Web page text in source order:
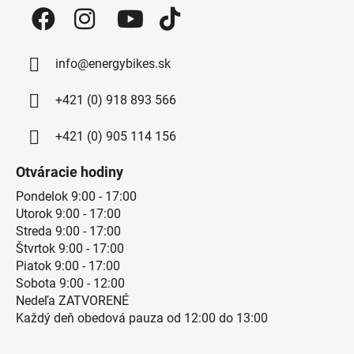
info@energybikes.sk
+421 (0) 918 893 566
+421 (0) 905 114 156
Otváracie hodiny
Pondelok 9:00 - 17:00
Utorok 9:00 - 17:00
Streda 9:00 - 17:00
Štvrtok 9:00 - 17:00
Piatok 9:00 - 17:00
Sobota 9:00 - 12:00
Nedeľa ZATVORENÉ
Každý deň obedová pauza od 12:00 do 13:00